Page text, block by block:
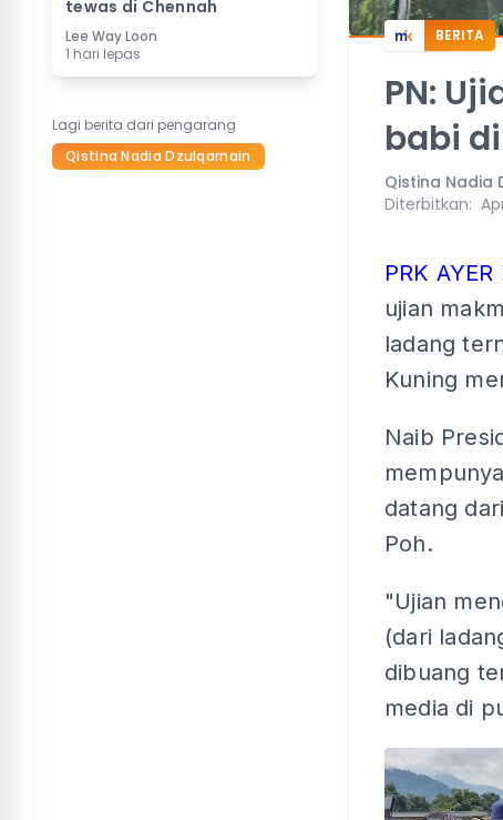
tewas di Chennah
Lee Way Loon
1 hari lepas
Lagi berita dari pengarang
Qistina Nadia Dzulqarnain
BERITA
PN:
babi
Qistina Nadia
Diterbitkan:
PRK
ujian
ladang
Kuning
Naib
datang
Poh.
"Ujian
(dari
dibuang
media di